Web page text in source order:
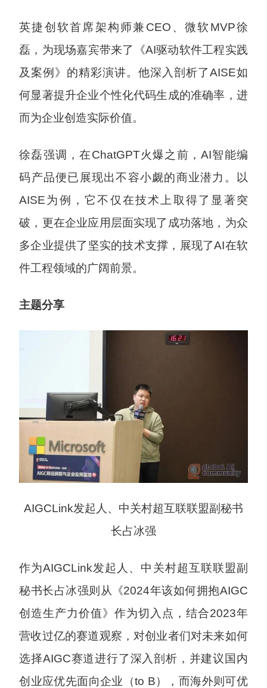
英捷创软首席架构师兼CEO、微软MVP徐
磊，为现场嘉宾带来了《AI驱动软件工程实践
及案例》的精彩演讲。他深入剖析了AISE如
何显著提升企业个性化代码生成的准确率，进
而为企业创造实际价值。
徐磊强调，在ChatGPT火爆之前，AI智能编
码产品便已展现出不容小觑的商业潜力。以
AISE为例，它不仅在技术上取得了显著突
破，更在企业应用层面实现了成功落地，为众
多企业提供了坚实的技术支撑，展现了AI在软
件工程领域的广阔前景。
主题分享
AIGCLink发起人、中关村超互联联盟副秘书
长占冰强
作为AIGCLink发起人、中关村超互联联盟副
秘书长占冰强则从《2024年该如何拥抱AIGC
创造生产力价值》作为切入点，结合2023年
营收过亿的赛道观察，对创业者们对未来如何
选择AIGC赛道进行了深入剖析，并建议国内
创业应优先面向企业（to B），而海外则可优